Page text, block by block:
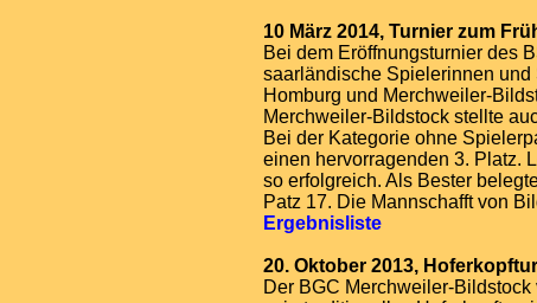
10 März 2014, Turnier zum
Bei dem Eröffnungsturnier des
saarländische Spielerinnen und
Homburg und Merchweiler-
Merchweiler-Bildstock stellte
Bei der Kategorie ohne
einen hervorragenden 3. Platz.
so erfolgreich. Als Bester
Patz 17. Die Mannschafft von
Ergebnisliste
20. Oktober 2013,
Der BGC Merchweiler-